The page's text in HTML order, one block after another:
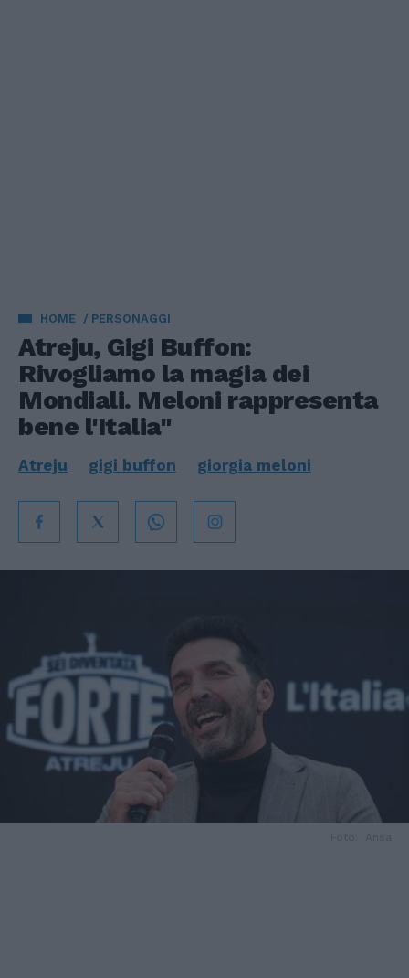
HOME PERSONAGGI
Atreju, Gigi Buffon:
Rivogliamo la magia dei
Mondiali. Meloni rappresenta
bene l'Italia"
Atreju gigi buffon giorgia meloni